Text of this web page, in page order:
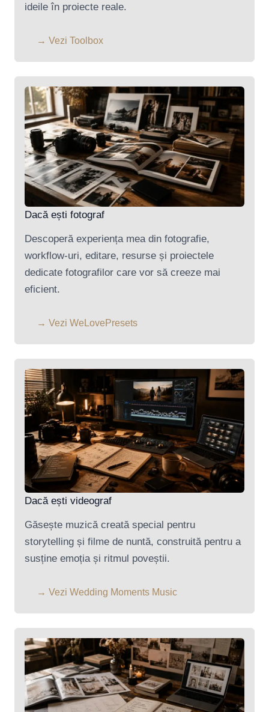
ideile în proiecte reale.
→ Vezi Toolbox
Dacă ești fotograf
Descoperă experiența mea din fotografie,
workflow-uri, editare, resurse și proiectele
dedicate fotografilor care vor să creeze mai
eficient.
→ Vezi WeLovePresets
Dacă ești videograf
Găsește muzică creată special pentru
storytelling și filme de nuntă, construită pentru a
susține emoția și ritmul poveștii.
→ Vezi Wedding Moments Music